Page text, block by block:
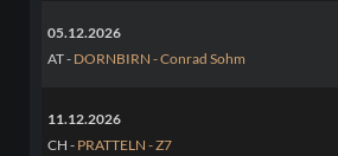
05.12.2026
AT - DORNBIRN - Conrad Sohm
11.12.2026
CH - PRATTELN - Z7